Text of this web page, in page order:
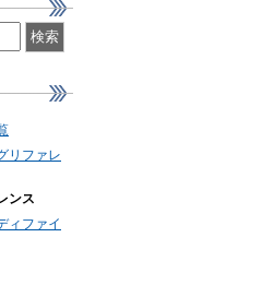
リファレ
ンス
ィファイ